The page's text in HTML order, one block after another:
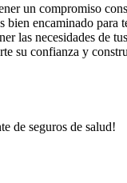
un compromiso
bien encaminado para
las necesidades de
su confianza y
de seguros de salud!